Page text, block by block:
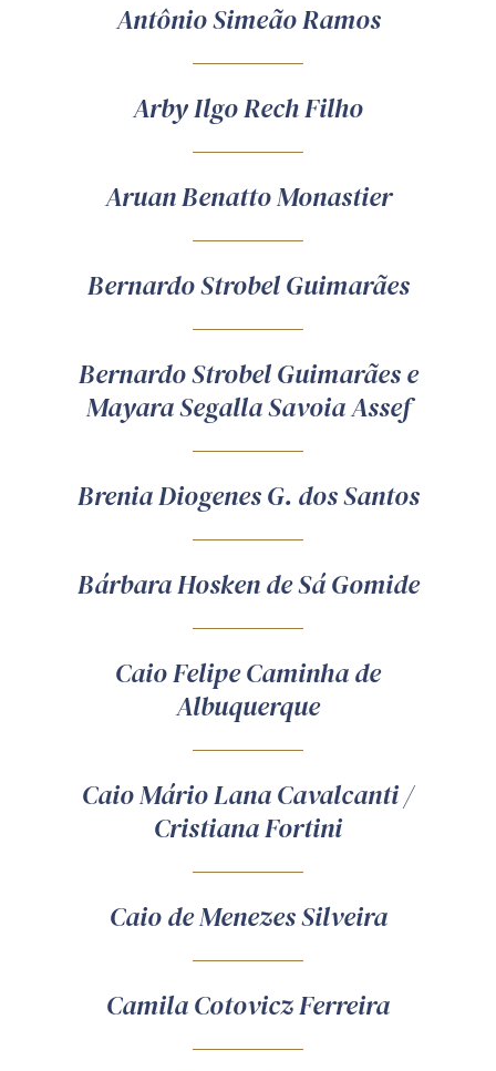
Antônio Simeão Ramos
Arby Ilgo Rech Filho
Aruan Benatto Monastier
Bernardo Strobel Guimarães
Bernardo Strobel Guimarães e
Mayara Segalla Savoia Assef
Brenia Diogenes G. dos Santos
Bárbara Hosken de Sá Gomide
Caio Felipe Caminha de
Albuquerque
Caio Mário Lana Cavalcanti /
Cristiana Fortini
Caio de Menezes Silveira
Camila Cotovicz Ferreira